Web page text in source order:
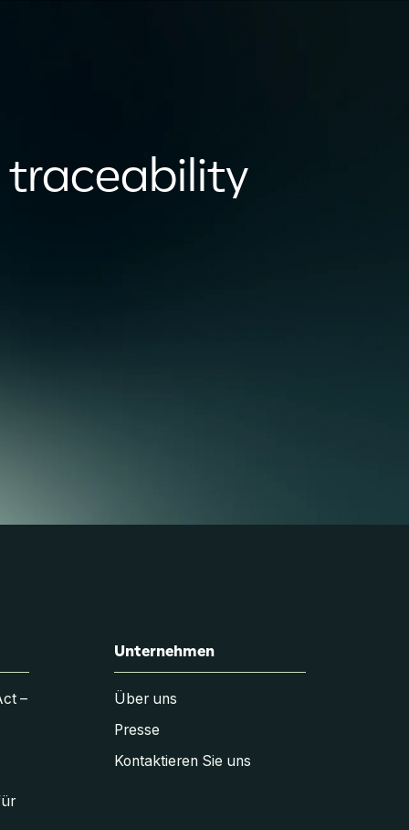
traceability
–
Unternehmen
Über uns
Presse
Kontaktieren Sie uns